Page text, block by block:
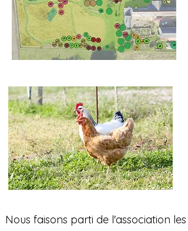
Nous faisons parti de l'association